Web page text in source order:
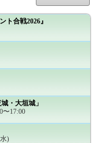
ト合戦2026』
・大垣城」
〜17:00
)